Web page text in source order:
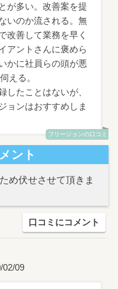
が多い。改善案を提
いのか流される。無
改善して業務を早く
アントさんに褒めら
かに社員らの頭が悪
える。
したことはないが、
ョンはおすすめしま
フリージョンの口コミ
ント
め伏せさせて頂きま
口コミにコメント
02/09